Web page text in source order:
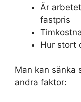
Är
fastpris
Hur stort
Man kan sänka
andra faktor: